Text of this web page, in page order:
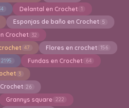
Delantal en Crochet 1
Esponjas de baño en Crochet 5
Crochet 32
47 Flores en crochet 156
2195 Fundas en Crochet 64
3
26
Grannys square 222